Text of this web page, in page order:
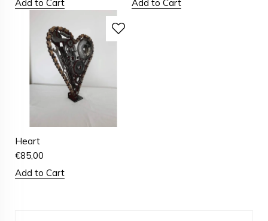
Add to Cart
Add to Cart
Heart
€85,00
Add to Cart